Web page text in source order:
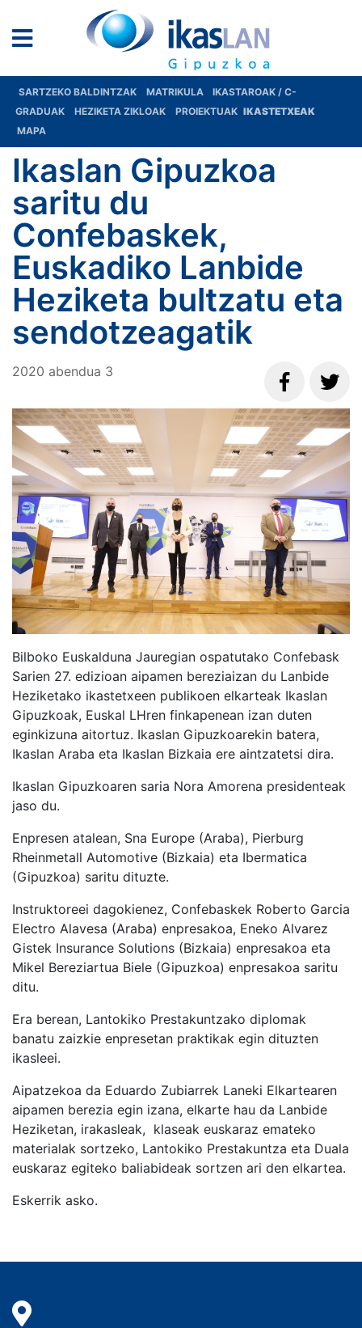
SARTZEKO BALDINTZAK MATRIKULA
IKASTAROAK / C-
GRADUAK
HEZIKETA ZIKLOAK PROIEKTUAK IKASTETXEAK
MAPA
Ikaslan Gipuzkoa
saritu du
Confebaskek,
Euskadiko Lanbide
Heziketa bultzatu eta
sendotzeagatik
2020 abendua 3
Bilboko Euskalduna Jauregian ospatutako Confebask
Sarien 27. edizioan aipamen bereziaizan du Lanbide
Heziketako ikastetxeen publikoen elkarteak Ikaslan
Gipuzkoak, Euskal LHren finkapenean izan duten
eginkizuna aitortuz. Ikaslan Gipuzkoarekin batera,
Ikaslan Araba eta Ikaslan Bizkaia ere aintzatetsi dira.
Ikaslan Gipuzkoaren saria Nora Amorena presidenteak
jaso du.
Enpresen atalean, Sna Europe (Araba), Pierburg
Rheinmetall Automotive (Bizkaia) eta Ibermatica
(Gipuzkoa) saritu dituzte.
Instruktoreei dagokienez, Confebaskek Roberto Garcia
Electro Alavesa (Araba) enpresakoa, Eneko Alvarez
Gistek Insurance Solutions (Bizkaia) enpresakoa eta
Mikel Bereziartua Biele (Gipuzkoa) enpresakoa saritu
ditu.
Era berean, Lantokiko Prestakuntzako diplomak
banatu zaizkie enpresetan praktikak egin dituzten
ikasleei.
Aipatzekoa da Eduardo Zubiarrek Laneki Elkartearen
aipamen berezia egin izana, elkarte hau da Lanbide
Heziketan, irakasleak, klaseak euskaraz emateko
materialak sortzeko, Lantokiko Prestakuntza eta Duala
euskaraz egiteko baliabideak sortzen ari den elkartea.
Eskerrik asko.